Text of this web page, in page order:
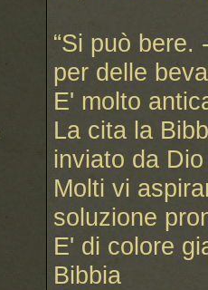
“Si può
per delle
E' molto
La cita la
inviato da
Molti vi
soluzione
E' di colore
Bibbia